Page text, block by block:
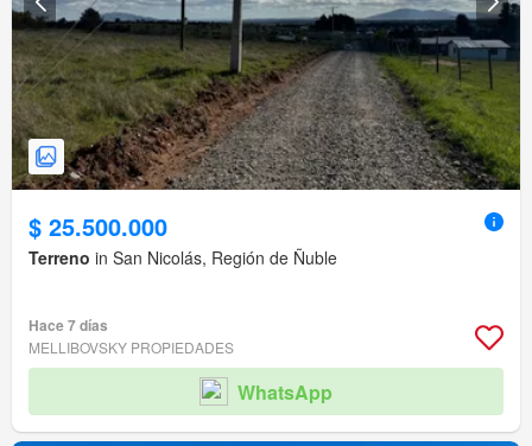
$ 25.500.000
Terreno in San Nicolás, Región de Ñuble
Hace 7 días
MELLIBOVSKY PROPIEDADES
WhatsApp